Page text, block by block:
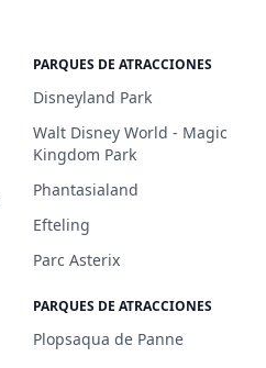
PARQUES DE ATRACCIONES
Disneyland Park
Walt Disney World - Magic
Kingdom Park
Phantasialand
Efteling
Parc Asterix
PARQUES DE ATRACCIONES
Plopsaqua de Panne